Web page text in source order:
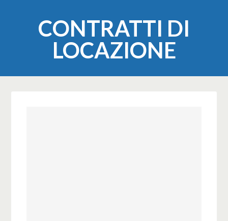
CONTRATTI DI
LOCAZIONE